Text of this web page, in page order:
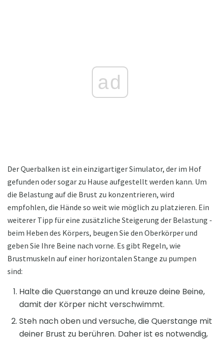
ad
Der Querbalken ist ein einzigartiger Simulator, der im Hof ​​
gefunden oder sogar zu Hause aufgestellt werden kann. Um
die Belastung auf die Brust zu konzentrieren, wird
empfohlen, die Hände so weit wie möglich zu platzieren. Ein
weiterer Tipp für eine zusätzliche Steigerung der Belastung -
beim Heben des Körpers, beugen Sie den Oberkörper und
geben Sie Ihre Beine nach vorne. Es gibt Regeln, wie
Brustmuskeln auf einer horizontalen Stange zu pumpen
sind:
Halte die Querstange an und kreuze deine Beine,
damit der Körper nicht verschwimmt.
Steh nach oben und versuche, die Querstange mit
deiner Brust zu berühren. Daher ist es notwendig,